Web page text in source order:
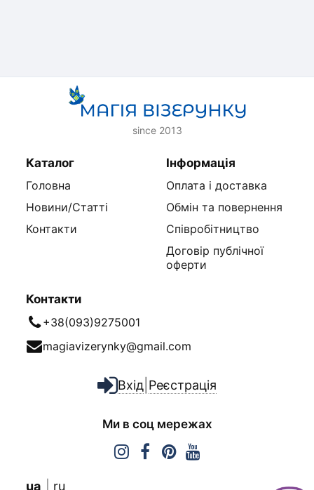
since 2013
Каталог
Головна
Новини/Статті
Контакти
Інформація
Оплата і доставка
Обмін та повернення
Співробітництво
Договір публічної
оферти
Контакти
+38(093)9275001
magiavizerynky@gmail.com
Вхід Реєстрація
Ми в соц мережах
ua ru